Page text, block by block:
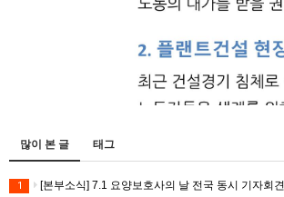
많이 본 글 태그
1 [본부소식] 7.1 요양보호사의 날 전국 동시 기자회견